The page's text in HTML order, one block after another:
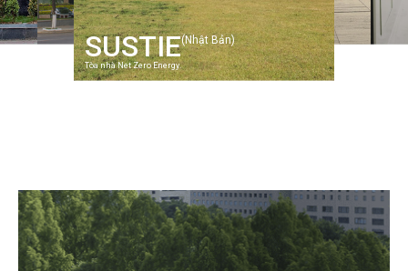
SUSTIE(Nhật Bản)
Tòa nhà Net Zero Energy.
GỌI HOTLINE
Điện gia dụng
1800 58 58 33